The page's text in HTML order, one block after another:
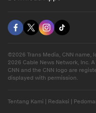
©2026 Trans Media, CNN
2026 Cable News Network, Inc.
CNN and the CNN logo are
displayed with permission.
Tentang Kami | Redaksi |